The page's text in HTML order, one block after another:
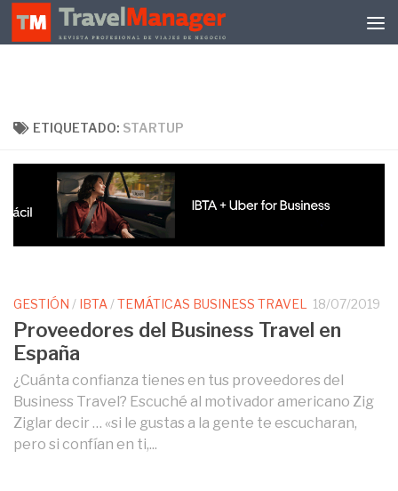
Debajo del contenido
ETIQUETADO: STARTUP
GESTIÓN / IBTA /TEMÁTICAS BUSINESS TRAVEL 18/07/2019
Proveedores del Business Travel en
España
¿Cuánta confianza tienes en tus proveedores del
Business Travel? Escuché al motivador americano Zig
Ziglar decir … «si le gustas a la gente te escucharan,
pero si confían en ti,...